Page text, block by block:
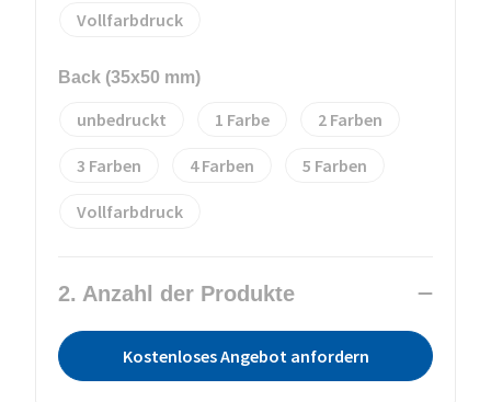
Vollfarbdruck
Back (35x50 mm)
unbedruckt 1 2
3 4 5
Vollfarbdruck
2. Anzahl der Produkte
Kostenloses Angebot anfordern